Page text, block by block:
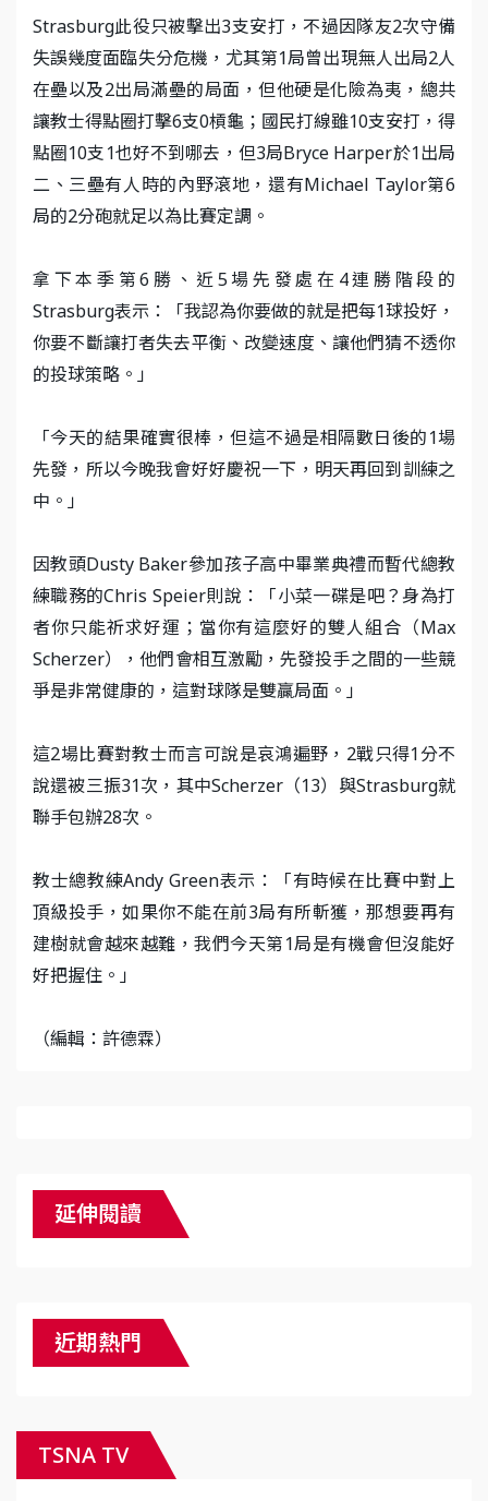
Strasburg此役只被擊出3支安打，不過因隊友2次守備
失誤幾度面臨失分危機，尤其第1局曾出現無人出局2人
在壘以及2出局滿壘的局面，但他硬是化險為夷，總共
讓教士得點圈打擊6支0槓龜；國民打線雖10支安打，得
點圈10支1也好不到哪去，但3局Bryce Harper於1出局
二、三壘有人時的內野滾地，還有Michael Taylor第6
局的2分砲就足以為比賽定調。
拿下本季第6勝、近5場先發處在4連勝階段的
Strasburg表示：「我認為你要做的就是把每1球投好，
你要不斷讓打者失去平衡、改變速度、讓他們猜不透你
的投球策略。」
「今天的結果確實很棒，但這不過是相隔數日後的1場
先發，所以今晚我會好好慶祝一下，明天再回到訓練之
中。」
因教頭Dusty Baker參加孩子高中畢業典禮而暫代總教
練職務的Chris Speier則說：「小菜一碟是吧？身為打
者你只能祈求好運；當你有這麼好的雙人組合（Max
Scherzer），他們會相互激勵，先發投手之間的一些競
爭是非常健康的，這對球隊是雙贏局面。」
這2場比賽對教士而言可說是哀鴻遍野，2戰只得1分不
說還被三振31次，其中Scherzer（13）與Strasburg就
聯手包辦28次。
教士總教練Andy Green表示：「有時候在比賽中對上
頂級投手，如果你不能在前3局有所斬獲，那想要再有
建樹就會越來越難，我們今天第1局是有機會但沒能好
好把握住。」
（編輯：許德霖）
延伸閱讀
近期熱門
TSNA TV